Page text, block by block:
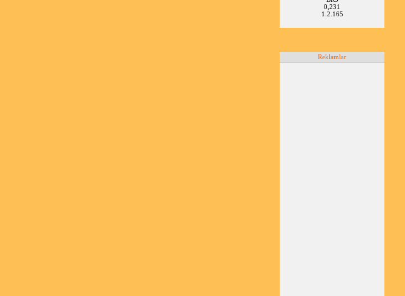
0,231
1.2.165
Reklamlar